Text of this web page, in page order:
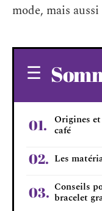
mode, mais
Origines
café
Les
Conseils
bracelet